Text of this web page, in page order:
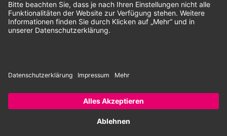
Unsere Zahlungsarten:
Rechnung SEPA-Lastschrift Vorkasse